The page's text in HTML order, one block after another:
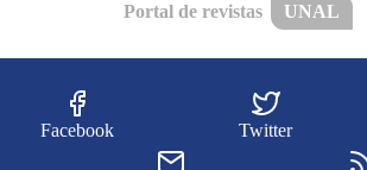
Portal de revistas UNAL
Facebook Twitter